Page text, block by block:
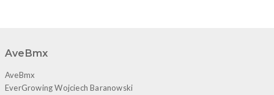
AveBmx
AveBmx
EverGrowing Wojciech Baranowski